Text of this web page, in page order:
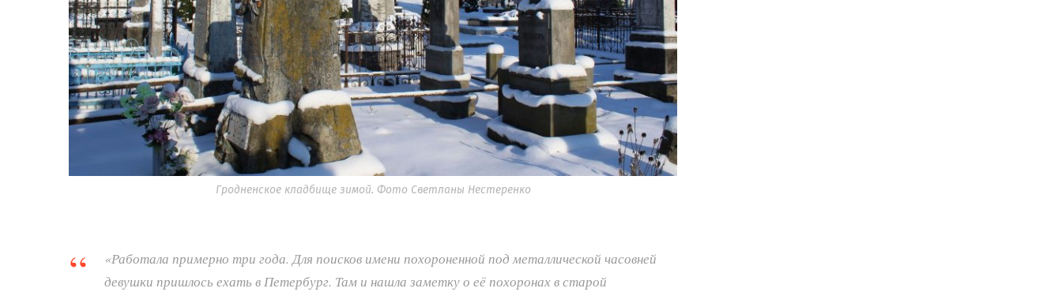
Гродненское кладбище зимой. Фото Светланы Нестеренко
«Работала примерно три года. Для поисков имени похороненной под металлической часовней
девушки пришлось ехать в Петербург. Там и нашла заметку о её похоронах в старой